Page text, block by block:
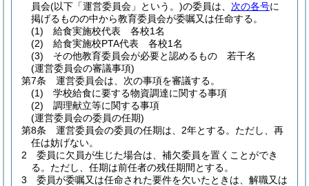
員会(以下「運営委員会」という。)の委員は、 次の各号に
掲げるものの中から教育委員会が委嘱又は任命する。
(1)
給食実施校代表 各校1名
(2)
給食実施校PTA代表 各校1名
(3)
その他教育委員会が必要と認めるもの 若干名
(運営委員会の審議事項)
第7条
運営委員会は、次の事項を審議する。
(1)
学校給食に要する物資調達に関する事項
(2)
調理献立等に関する事項
(運営委員会の委員の任期)
第8条
運営委員会の委員の任期は、2年とする。 ただし、再
任は妨げない。
2
委員に欠員が生じた場合は、補欠委員を置くことができ
る。 ただし、任期は前任者の残任期間とする。
3
委員が委嘱又は任命された要件を欠いたときは、解職又は